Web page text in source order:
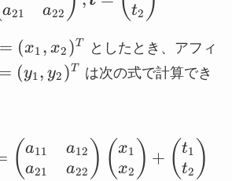
a21 a22 t2
= (x1 , x2 )T
としたとき、アフィ
= (y1, y2 )T
は次の式で計算でき
\bm{y} = A \bm{x}
(a11
a21
a12
a22 ) ( x1
x2 ) + (t1
t2 )